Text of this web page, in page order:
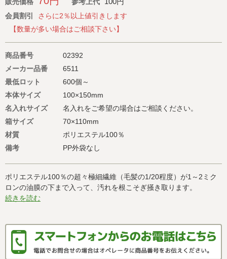
会員割引
さらに2％以上値引きします
【数量が多い場合はご相談下さい】
商品番号
02392
メーカー品番
6511
最低ロット
600個～
本体サイズ
100×150mm
名入れサイズ
名入れをご希望の場合はご相談ください。
箱サイズ
70×110mm
材質
ポリエステル100％
備考
PP外袋なし
ポリエステル100％の超々極細繊維（毛髪の1/20程度）が1～2ミク
ロンの油膜の下まで入って、汚れを根こそぎ掻き取ります。
続きを読む